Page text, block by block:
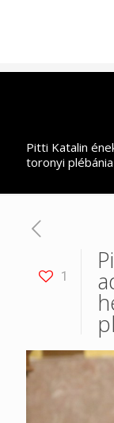
Pitti Katalin
toronyi
1